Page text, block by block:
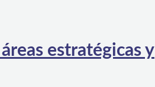
estratégicas y